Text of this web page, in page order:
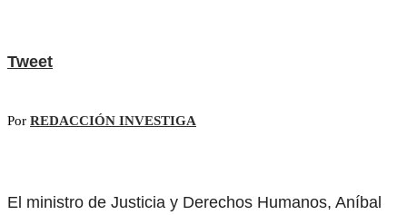
Tweet
Por REDACCIÓN INVESTIGA
El ministro de Justicia y Derechos Humanos, Aníbal